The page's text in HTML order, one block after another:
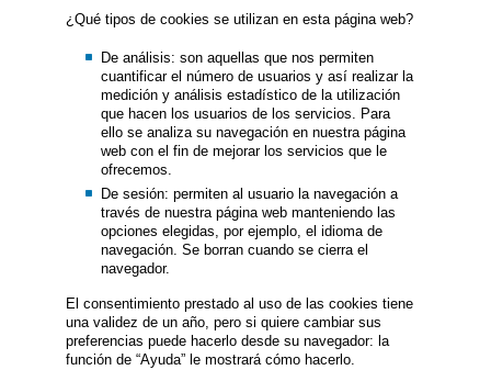
¿Qué tipos de cookies se utilizan en esta página web?
De análisis: son aquellas que nos permiten
cuantificar el número de usuarios y así realizar la
medición y análisis estadístico de la utilización
que hacen los usuarios de los servicios. Para
ello se analiza su navegación en nuestra página
web con el fin de mejorar los servicios que le
ofrecemos.
De sesión: permiten al usuario la navegación a
través de nuestra página web manteniendo las
opciones elegidas, por ejemplo, el idioma de
navegación. Se borran cuando se cierra el
navegador.
El consentimiento prestado al uso de las cookies tiene
una validez de un año, pero si quiere cambiar sus
preferencias puede hacerlo desde su navegador: la
función de “Ayuda” le mostrará cómo hacerlo.